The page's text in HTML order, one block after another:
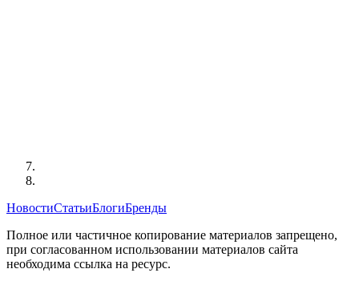
НовостиСтатьиБлогиБренды
Полное или частичное копирование материалов запрещено,
при согласованном использовании материалов сайта
необходима ссылка на ресурс.